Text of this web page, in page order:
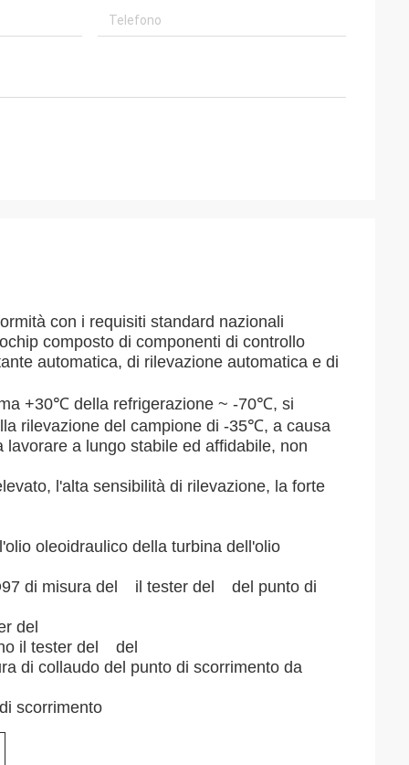
con i requisiti standard nazionali
composto di componenti di controllo
automatica, di rilevazione automatica e di
+30℃ della refrigerazione ~ -70℃, si
rilevazione del campione di -35℃, a causa
a lungo stabile ed affidabile, non
l'alta sensibilità di rilevazione, la forte
oleoidraulico della turbina dell'olio
di misura del il tester del del punto di
del
il tester del del
di collaudo del punto di scorrimento da
scorrimento